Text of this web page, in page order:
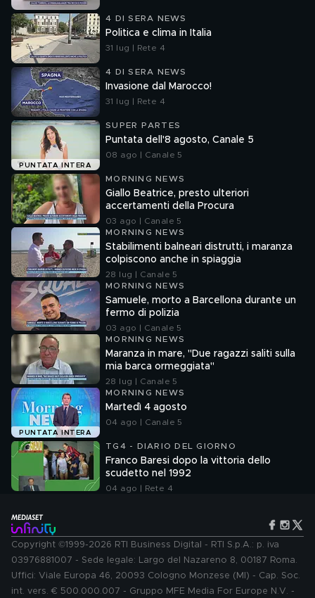
4 DI SERA NEWS
Politica e clima in Italia
31 lug | Rete 4
4 DI SERA NEWS
Invasione dal Marocco!
31 lug | Rete 4
PUNTATA INTERA
SUPER PARTES
Puntata dell'8 agosto, Canale 5
08 ago | Canale 5
MORNING NEWS
Giallo Beatrice, presto ulteriori
accertamenti della Procura
03 ago | Canale 5
MORNING NEWS
Stabilimenti balneari distrutti, i maranza
colpiscono anche in spiaggia
28 lug | Canale 5
MORNING NEWS
Samuele, morto a Barcellona durante un
fermo di polizia
03 ago | Canale 5
MORNING NEWS
Maranza in mare, "Due ragazzi saliti sulla
mia barca ormeggiata"
28 lug | Canale 5
PUNTATA INTERA
MORNING NEWS
Martedì 4 agosto
04 ago | Canale 5
TG4 - DIARIO DEL GIORNO
Franco Baresi dopo la vittoria dello
scudetto nel 1992
04 ago | Rete 4
Copyright ©1999-2026 RTI Business Digital - RTI S.p.A.: p. iva
03976881007 - Sede legale: Largo del Nazareno 8, 00187 Roma.
Uffici: Viale Europa 46, 20093 Cologno Monzese (MI) - Cap. Soc.
int. vers. € 500.000.007 - Gruppo MFE Media For Europe N.V. -